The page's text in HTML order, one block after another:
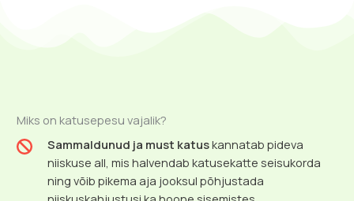
Miks on katusepesu vajalik?
Sammaldunud ja must katuskannatab pideva
niiskuse all, mis halvendab katusekatte seisukorda
ning võib pikema aja jooksul põhjustada